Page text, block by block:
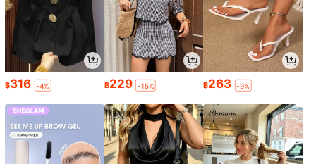
฿316 -4% ฿229 -15% ฿263 -9%